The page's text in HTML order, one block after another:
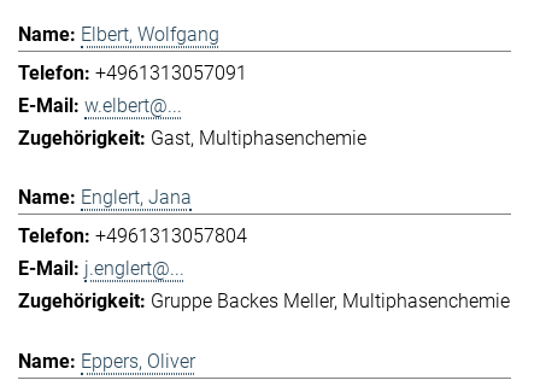
Elbert, Wolfgang
+4961313057091
w.elbert@...
Gast Multiphasenchemie
Englert, Jana
+4961313057804
j.englert@...
Gruppe Backes Meller Multiphasenchemie
Eppers, Oliver